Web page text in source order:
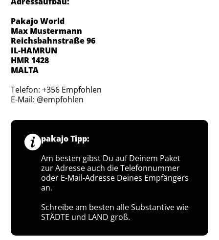
Pakajo World
Max Mustermann
Reichsbahnstraße 96
IL-HAMRUN
HMR 1428
MALTA
Telefon: +356 Empfohlen
E-Mail: @empfohlen
pakajo Tipp:
Am besten gibst Du auf Deinem Paket
zur Adresse auch die Telefonnummer
oder E-Mail-Adresse Deines Empfängers
an.
Schreibe am besten alle Substantive wie
STÄDTE und LAND groß.